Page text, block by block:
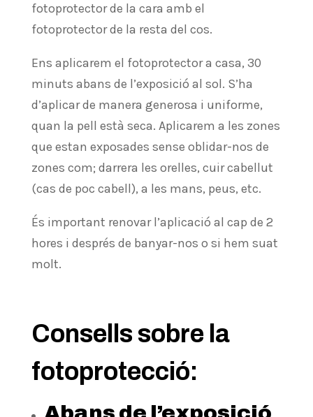
fotoprotector de la cara amb el
fotoprotector de la resta del cos.
Ens aplicarem el fotoprotector a casa, 30
minuts abans de l’exposició al sol. S’ha
d’aplicar de manera generosa i uniforme,
quan la pell està seca. Aplicarem a les zones
que estan exposades sense oblidar-nos de
zones com; darrera les orelles, cuir cabellut
(cas de poc cabell), a les mans, peus, etc.
És important renovar l’aplicació al cap de 2
hores i després de banyar-nos o si hem suat
molt.
Consells sobre la
fotoprotecció: